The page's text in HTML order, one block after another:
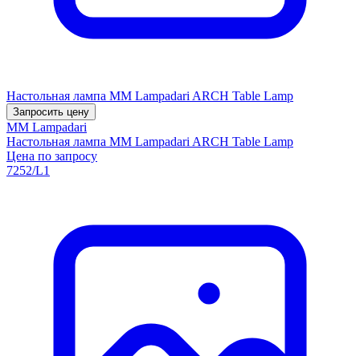
Настольная лампа MM Lampadari ARCH Table Lamp
Запросить цену
MM Lampadari
Настольная лампа MM Lampadari ARCH Table Lamp
Цена по запросу
7252/L1